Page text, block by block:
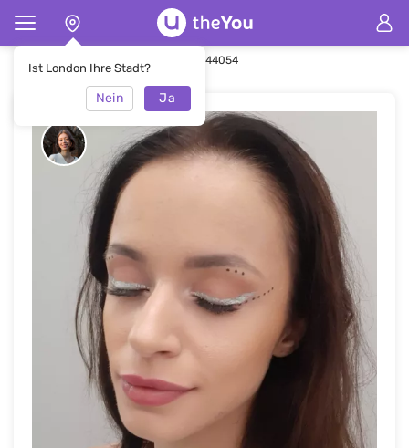
Ist London Ihre Stadt?
Nein Ja
Hauptseite Make-up Make-up #44054